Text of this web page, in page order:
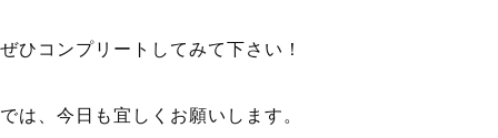
ぜひコンプリートしてみて下さい！
では、今日も宜しくお願いします。